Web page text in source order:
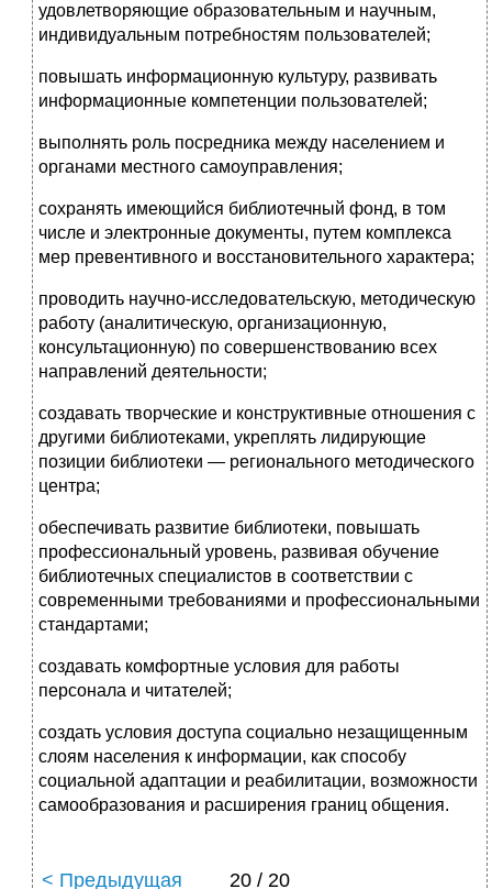
удовлетворяющие образовательным и научным,
индивидуальным потребностям пользователей;
повышать информационную культуру, развивать
информационные компетенции пользователей;
выполнять роль посредника между населением и
органами местного самоуправления;
сохранять имеющийся библиотечный фонд, в том
числе и электронные документы, путем комплекса
мер превентивного и восстановительного характера;
проводить научно-исследовательскую, методическую
работу (аналитическую, организационную,
консультационную) по совершенствованию всех
направлений деятельности;
создавать творческие и конструктивные отношения с
другими библиотеками, укреплять лидирующие
позиции библиотеки — регионального методического
центра;
обеспечивать развитие библиотеки, повышать
профессиональный уровень, развивая обучение
библиотечных специалистов в соответствии с
современными требованиями и профессиональными
стандартами;
создавать комфортные условия для работы
персонала и читателей;
создать условия доступа социально незащищенным
слоям населения к информации, как способу
социальной адаптации и реабилитации, возможности
самообразования и расширения границ общения.
< Предыдущая 20 / 20